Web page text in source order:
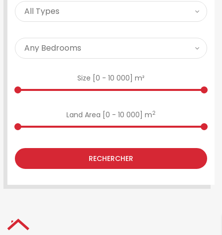
Size [ 0 - 10 000 ] m²
Land Area [ 0 - 10 000 ] m2
RECHERCHER